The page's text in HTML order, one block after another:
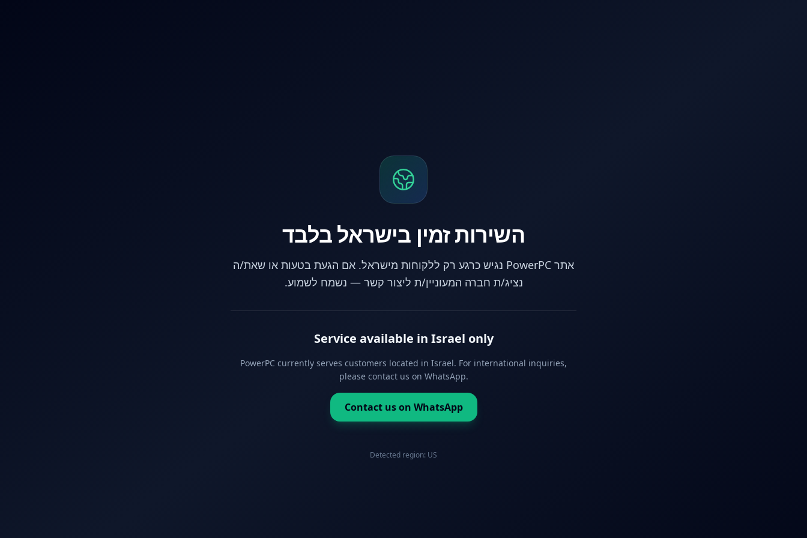
השירות זמין בישראל בלבד
אתר PowerPC נגיש כרגע רק ללקוחות מישראל. אם הגעת בטעות או שאת/ה
נציג/ת חברה המעוניין/ת ליצור קשר — נשמח לשמוע.
Service available in Israel only
PowerPC currently serves customers located in Israel. For international inquiries,
please contact us on WhatsApp.
Contact us on WhatsApp
Detected region: US